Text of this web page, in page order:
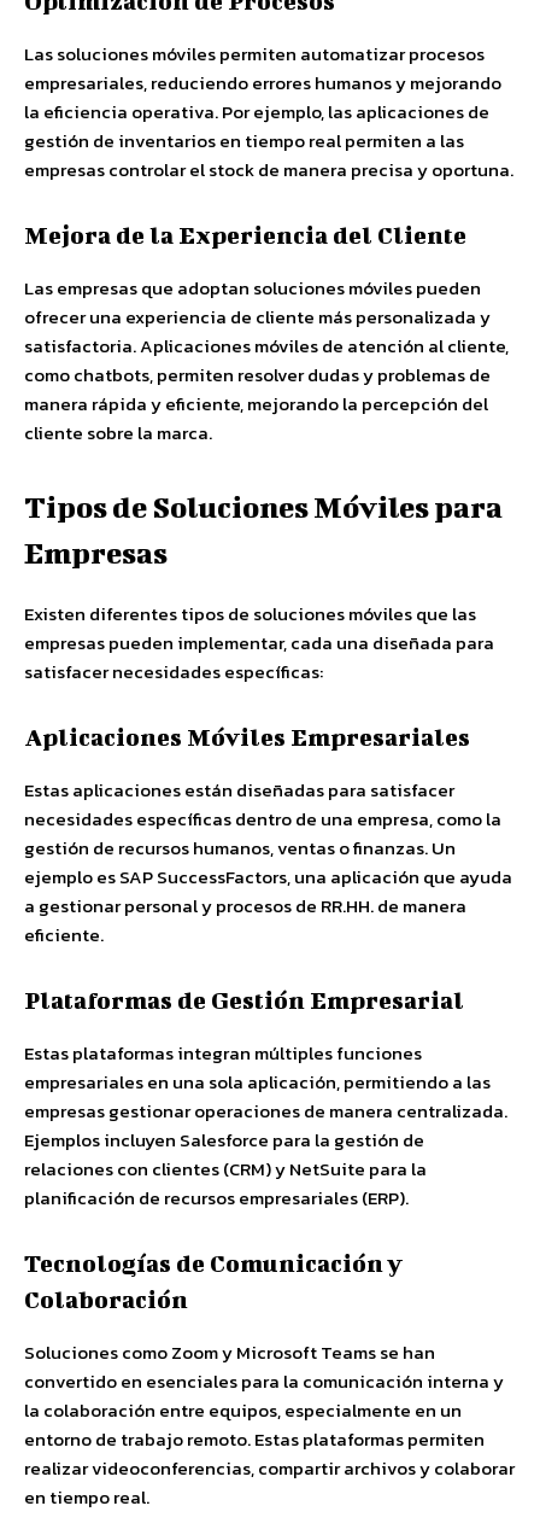
Las soluciones móviles permiten automatizar procesos
empresariales, reduciendo errores humanos y mejorando
la eficiencia operativa. Por ejemplo, las aplicaciones de
gestión de inventarios en tiempo real permiten a las
empresas controlar el stock de manera precisa y oportuna.
Mejora de la Experiencia del Cliente
Las empresas que adoptan soluciones móviles pueden
ofrecer una experiencia de cliente más personalizada y
satisfactoria. Aplicaciones móviles de atención al cliente,
como chatbots, permiten resolver dudas y problemas de
manera rápida y eficiente, mejorando la percepción del
cliente sobre la marca.
Tipos de Soluciones Móviles para
Empresas
Existen diferentes tipos de soluciones móviles que las
empresas pueden implementar, cada una diseñada para
satisfacer necesidades específicas:
Aplicaciones Móviles Empresariales
Estas aplicaciones están diseñadas para satisfacer
necesidades específicas dentro de una empresa, como la
gestión de recursos humanos, ventas o finanzas. Un
ejemplo es SAP SuccessFactors, una aplicación que ayuda
a gestionar personal y procesos de RR.HH. de manera
eficiente.
Plataformas de Gestión Empresarial
Estas plataformas integran múltiples funciones
empresariales en una sola aplicación, permitiendo a las
empresas gestionar operaciones de manera centralizada.
Ejemplos incluyen Salesforce para la gestión de
relaciones con clientes (CRM) y NetSuite para la
planificación de recursos empresariales (ERP).
Tecnologías de Comunicación y
Colaboración
Soluciones como Zoom y Microsoft Teams se han
convertido en esenciales para la comunicación interna y
la colaboración entre equipos, especialmente en un
entorno de trabajo remoto. Estas plataformas permiten
realizar videoconferencias, compartir archivos y colaborar
en tiempo real.